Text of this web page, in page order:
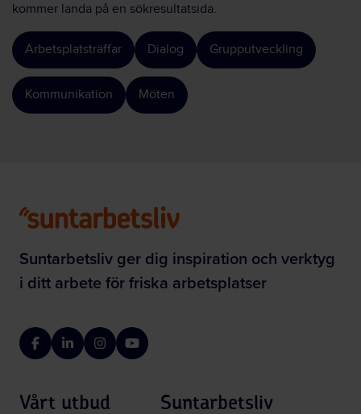
kommer landa på en sökresultatsida.
Arbetsplatsträffar Dialog Grupputveckling
Kommunikation Möten
Suntarbetsliv ger dig inspiration och verktyg
i ditt arbete för friska arbetsplatser
FacebookLinkedInInstagramYouTube
Vårt utbud Suntarbetsliv